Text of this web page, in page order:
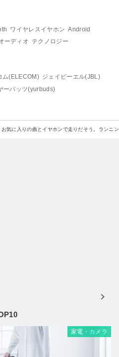
ワイヤレスイヤホン Android
ーディオ テクノロジー
ム(ELECOM) ジェイビーエル(JBL)
ーバッツ(yurbuds)
お気に入りの曲とイヤホンで走りだそう。ランニ
家電・カメラ